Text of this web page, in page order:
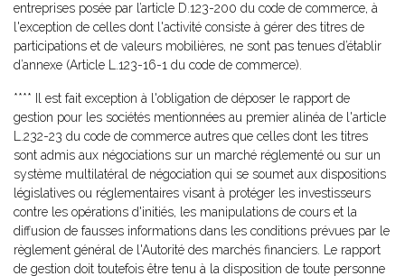
entreprises posée par l’article D.123-200 du code de commerce, à
l'exception de celles dont l'activité consiste à gérer des titres de
participations et de valeurs mobilières, ne sont pas tenues d’établir
d’annexe (Article L.123-16-1 du code de commerce).
**** Il est fait exception à l'obligation de déposer le rapport de
gestion pour les sociétés mentionnées au premier alinéa de l'article
L.232-23 du code de commerce autres que celles dont les titres
sont admis aux négociations sur un marché réglementé ou sur un
système multilatéral de négociation qui se soumet aux dispositions
législatives ou réglementaires visant à protéger les investisseurs
contre les opérations d'initiés, les manipulations de cours et la
diffusion de fausses informations dans les conditions prévues par le
règlement général de l'Autorité des marchés financiers. Le rapport
de gestion doit toutefois être tenu à la disposition de toute personne